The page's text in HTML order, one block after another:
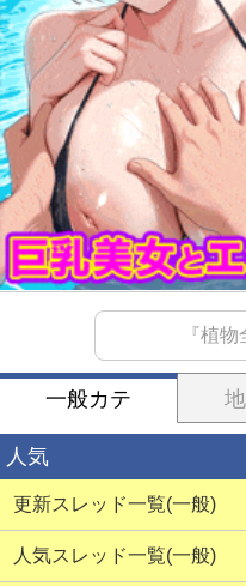
『植
一般カテ
人気
更新スレッド一覧(一般)
人気スレッド一覧(一般)